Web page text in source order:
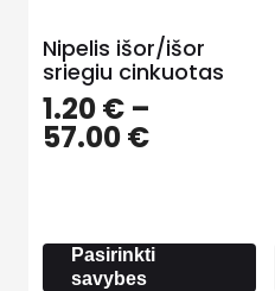
Nipelis išor/išor
sriegiu cinkuotas
1.20€ –
57.00€Price
57.00 €
Pasirinkti
savybes